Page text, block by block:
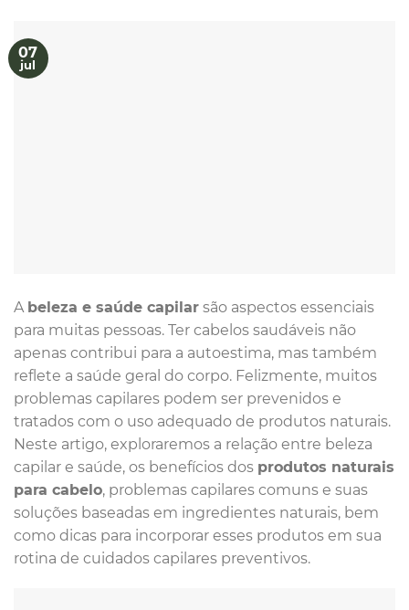
07
jul
A beleza e saúde capilar são aspectos essenciais
para muitas pessoas. Ter cabelos saudáveis não
apenas contribui para a autoestima, mas também
reflete a saúde geral do corpo. Felizmente, muitos
problemas capilares podem ser prevenidos e
tratados com o uso adequado de produtos naturais.
Neste artigo, exploraremos a relação entre beleza
capilar e saúde, os benefícios dos produtos naturais
para cabelo, problemas capilares comuns e suas
soluções baseadas em ingredientes naturais, bem
como dicas para incorporar esses produtos em sua
rotina de cuidados capilares preventivos.